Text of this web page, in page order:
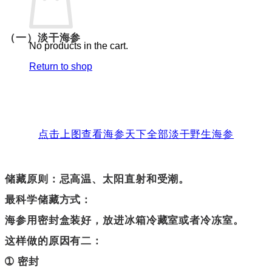
No products in the cart.
Return to shop
（一）淡干海参
点击上图查看海参天下全部淡干野生海参
储藏原则：忌高温、太阳直射和受潮。
最科学储藏方式：
海参用密封盒装好，放进冰箱冷藏室或者冷冻室。
这样做的原因有二：
➀ 密封